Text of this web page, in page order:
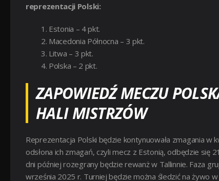
reprezentacji Polski:
Estonia – 4 pkt.
Macedonia Północna – 3 pkt.
Litwa – 3 pkt.
Polska – 2 pkt.
ZAPOWIEDŹ MECZU
HALI MISTRZÓW
Reprezentacja Polski będzie kontynuowała zmagania w
odsłona ich zmagań, czyli mecz z Estonią, odbędzie się
dni później rozegrany będzie rewanż w Tallinnie. Faza
września 2025 r. Turniej będzie można śledzić na żywo